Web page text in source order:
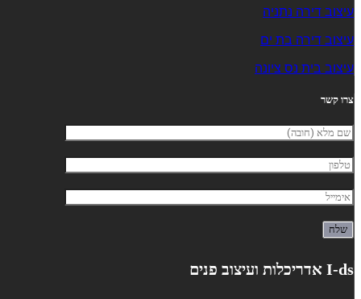
עיצוב דירה נתניה
עיצוב דירה בת ים
עיצוב בית נס ציונה
צרו קשר
I-ds אדריכלות ועיצוב פנים